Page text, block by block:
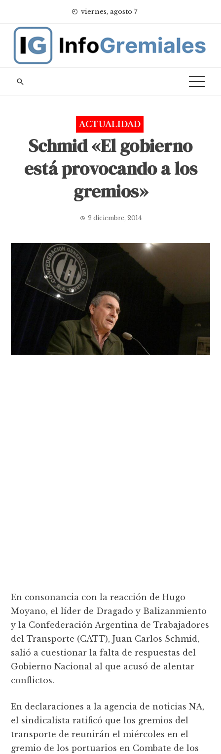
content
viernes, agosto 7
ACTUALIDAD
Schmid «El gobierno
está provocando a los
gremios»
2 diciembre, 2014
En consonancia con la reacción de Hugo
Moyano, el líder de Dragado y Balizanmiento
y la Confederación Argentina de Trabajadores
del Transporte (CATT), Juan Carlos Schmid,
salió a cuestionar la falta de respuestas del
Gobierno Nacional al que acusó de alentar
conflictos.
En declaraciones a la agencia de noticias NA,
el sindicalista ratificó que los gremios del
transporte de reunirán el miércoles en el
gremio de los portuarios en Combate de los